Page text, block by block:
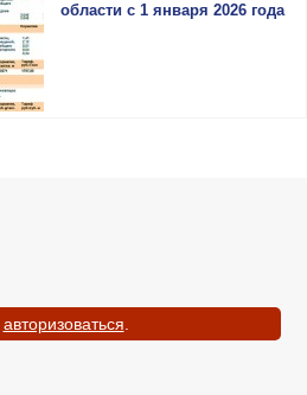
области с 1 января 2026 года
авторизоваться